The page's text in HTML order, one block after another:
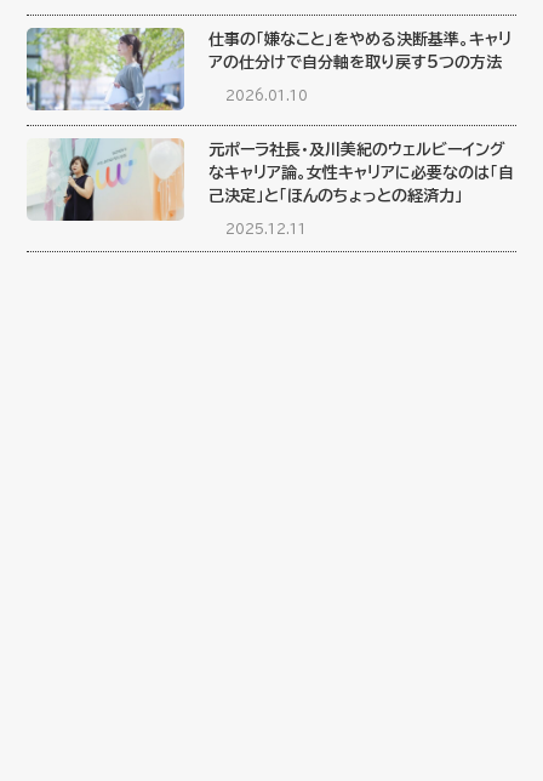
仕事の「嫌なこと」をやめる決断基準。キャリ
アの仕分けで自分軸を取り戻す5つの方法
2026.01.10
元ポーラ社長・及川美紀のウェルビーイング
なキャリア論。女性キャリアに必要なのは「自
己決定」と「ほんのちょっとの経済力」
2025.12.11